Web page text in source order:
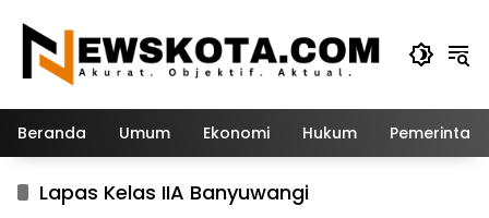
konten
Beranda Umum Ekonomi Hukum
Lapas Kelas IIA Banyuwangi